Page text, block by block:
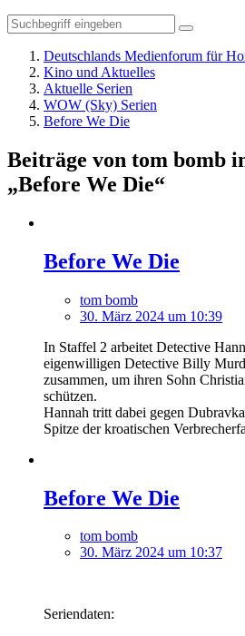
Deutschlands Medienforum für
Kino und Aktuelles
Aktuelle Serien
WOW (Sky) Serien
Before We Die
Beiträge von tom bomb
„Before We Die“
Before We Die
tom bomb
30. März 2024 um 10:39
In Staffel 2 arbeitet Detective
eigenwilligen Detective Billy
zusammen, um ihren Sohn
schützen.
Hannah tritt dabei gegen
Spitze der kroatischen
Before We Die
tom bomb
30. März 2024 um 10:37
Seriendaten: